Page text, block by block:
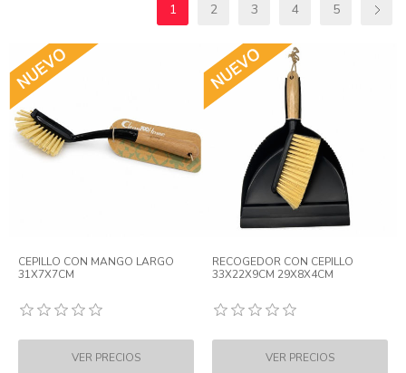
1 2 3 4 5
CEPILLO CON MANGO LARGO
31X7X7CM
RECOGEDOR CON CEPILLO
33X22X9CM 29X8X4CM